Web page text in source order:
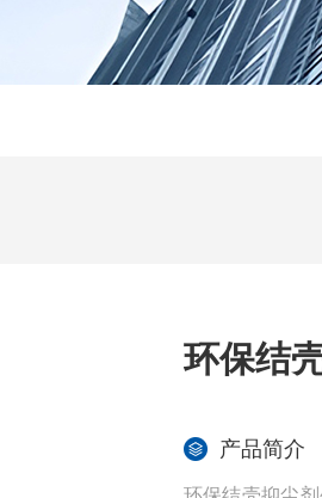
环保结
产品简介